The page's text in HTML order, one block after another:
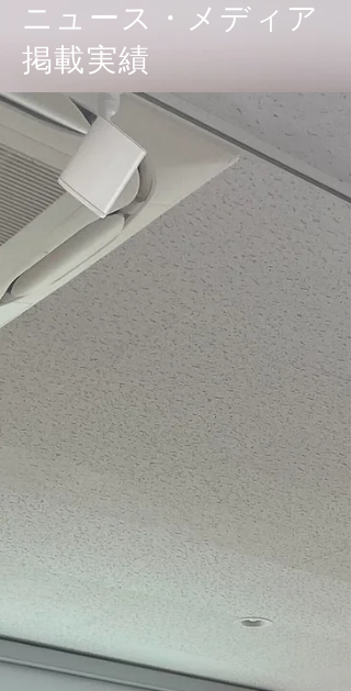
ニュース・メディア
掲載実績